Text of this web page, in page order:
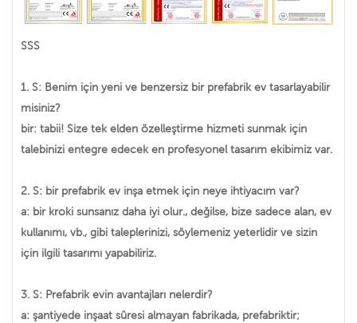
SSS
1. S: Benim için yeni ve benzersiz bir prefabrik ev tasarlayabilir
misiniz?
bir: tabii! Size tek elden özelleştirme hizmeti sunmak için
talebinizi entegre edecek en profesyonel tasarım ekibimiz var.
2. S: bir prefabrik ev inşa etmek için neye ihtiyacım var?
a: bir kroki sunsanız daha iyi olur., değilse, bize sadece alan, ev
kullanımı, vb., gibi taleplerinizi, söylemeniz yeterlidir ve sizin
için ilgili tasarımı yapabiliriz.
3. S: Prefabrik evin avantajları nelerdir?
a: şantiyede inşaat süresi almayan fabrikada, prefabriktir;